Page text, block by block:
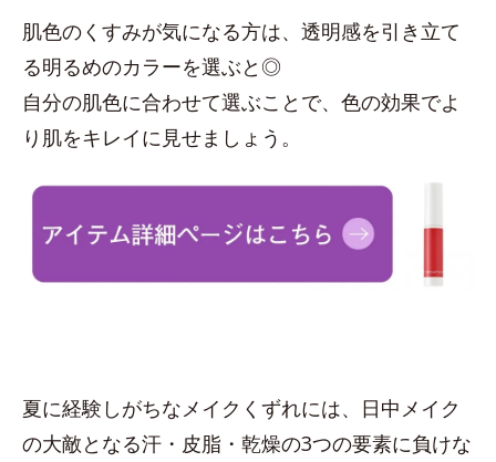
肌色のくすみが気になる方は、透明感を引き立て
る明るめのカラーを選ぶと◎
自分の肌色に合わせて選ぶことで、色の効果でよ
り肌をキレイに見せましょう。
夏に経験しがちなメイクくずれには、日中メイク
の大敵となる汗・皮脂・乾燥の3つの要素に負けな